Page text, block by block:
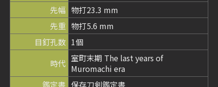
先幅 物打23.3 mm
先重 物打5.6 mm
目釘孔数 1個
時代 室町末期 The last years of
Muromachi era
鑑定書 保存刀剣鑑定書